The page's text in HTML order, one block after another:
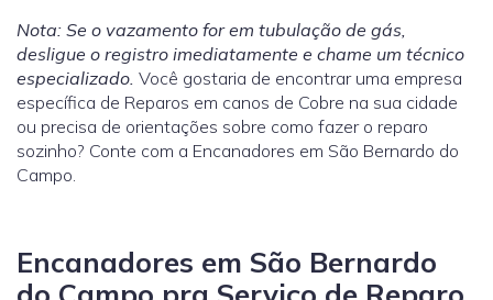
Nota: Se o vazamento for em tubulação de gás,
desligue o registro imediatamente e chame um técnico
especializado. Você gostaria de encontrar uma empresa
específica de Reparos em canos de Cobre na sua cidade
ou precisa de orientações sobre como fazer o reparo
sozinho? Conte com a Encanadores em São Bernardo do
Campo.
Encanadores em São Bernardo